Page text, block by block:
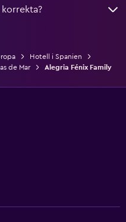
korrekta?
Hotell i Spanien
de Mar Alegria Fénix Family